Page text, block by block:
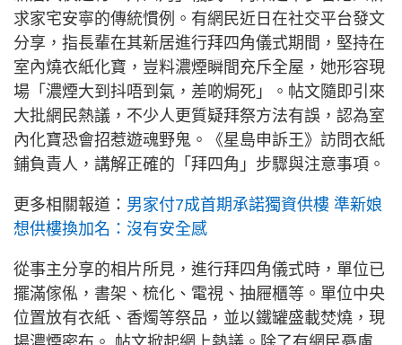
求家宅安寧的傳統慣例。有網民近日在社交平台發文
分享，指長輩在其新居進行拜四角儀式期間，堅持在
室內燒衣紙化寶，豈料濃煙瞬間充斥全屋，她形容現
場「濃煙大到抖唔到氣，差啲焗死」。帖文隨即引來
大批網民熱議，不少人更質疑拜祭方法有誤，認為室
內化寶恐會招惹遊魂野鬼。《星島申訴王》訪問衣紙
鋪負責人，講解正確的「拜四角」步驟與注意事項。
更多相關報道： 男家付7成首期承諾獨資供樓 準新娘
想供樓換加名：沒有安全感
從事主分享的相片所見，進行拜四角儀式時，單位已
擺滿傢俬，書架、梳化、電視、抽屜櫃等。單位中央
位置放有衣紙、香燭等祭品，並以鐵罐盛載焚燒，現